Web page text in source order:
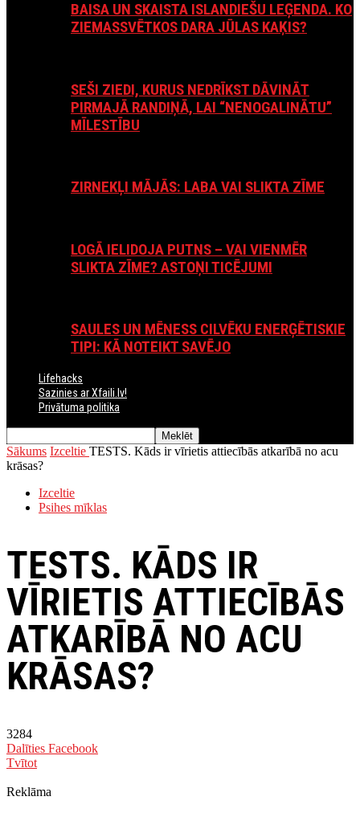
BAISA UN SKAISTA ISLANDIEŠU LEĢENDA. KO
ZIEMASSVĒTKOS DARA JŪLAS KAĶIS?
SEŠI ZIEDI, KURUS NEDRĪKST DĀVINĀT
PIRMAJĀ RANDIŅĀ, LAI “NENOGALINĀTU”
MĪLESTĪBU
ZIRNEKĻI MĀJĀS: LABA VAI SLIKTA ZĪME
LOGĀ IELIDOJA PUTNS – VAI VIENMĒR
SLIKTA ZĪME? ASTOŅI TICĒJUMI
SAULES UN MĒNESS CILVĒKU ENERĢĒTISKIE
TIPI: KĀ NOTEIKT SAVĒJO
Lifehacks
Sazinies ar Xfaili.lv!
Privātuma politika
Sākums Izceltie TESTS. Kāds ir vīrietis attiecībās atkarībā no acu
krāsas?
Izceltie
Psihes mīklas
TESTS. KĀDS IR
VĪRIETIS ATTIECĪBĀS
ATKARĪBĀ NO ACU
KRĀSAS?
3284
Dalīties Facebook
Tvītot
Reklāma